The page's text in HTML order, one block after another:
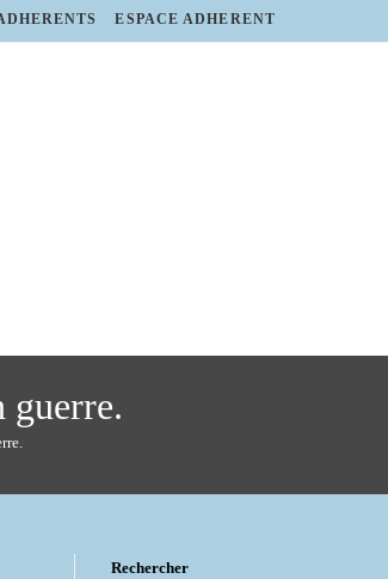
ESPACE ADHERENT
guerre.
Rechercher